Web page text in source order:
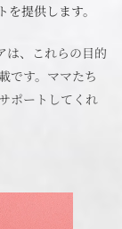
提供します。
は、これらの目的
です。ママたち
ポートしてくれ